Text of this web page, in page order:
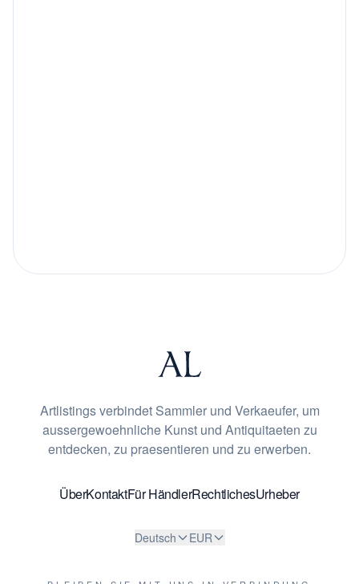
Artlistings verbindet Sammler und Verkaeufer, um
aussergewoehnliche Kunst und Antiquitaeten zu
entdecken, zu praesentieren und zu erwerben.
ÜberKontaktFür HändlerRechtlichesUrheber
Deutsch EUR